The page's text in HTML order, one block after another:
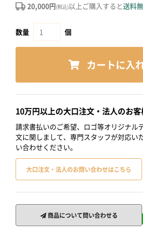
20,000円(税込)以上ご購入すると送料
数量 個
カートに入
10万円以上の大口注文・法人のお
請求書払いのご希望、ロゴ等オリジナル
文に関しまして、専門スタッフが対応い
い合わせください。
大口注文・法人のお問い合わせはこちら
商品について問い合わせる